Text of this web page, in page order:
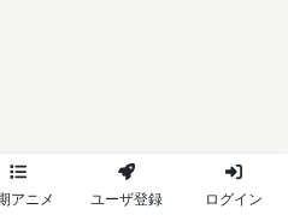
アニメ ユーザ登録 ログイン